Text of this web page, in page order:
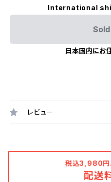
International
日本国内にお
レビュー
税込3,980円
配送